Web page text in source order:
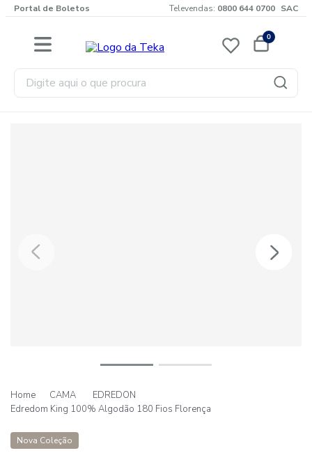
Portal de Boletos Televendas: 0800 644 0700 SAC
0
Digite aqui o que procura
CAMA
EDREDON
Edredom King 100% Algodão 180 Fios Florença
Nova Coleção